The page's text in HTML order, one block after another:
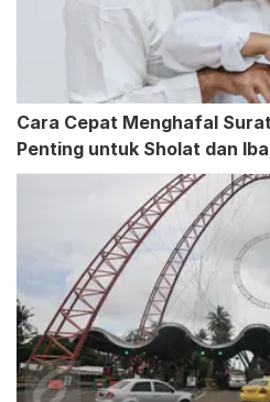
Cara Cepat Menghafal
Penting untuk Sholat dan